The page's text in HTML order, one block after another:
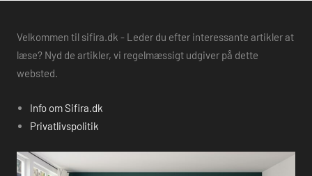
Velkommen til sifira.dk - Leder du efter interessante artikler at
læse? Nyd de artikler, vi regelmæssigt udgiver på dette
websted.
Info om Sifira.dk
Privatlivspolitik